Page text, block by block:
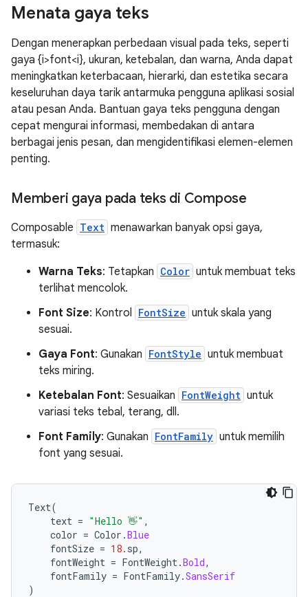
Menata gaya teks
Dengan menerapkan perbedaan visual pada teks, seperti
gaya {i>font<i}, ukuran, ketebalan, dan warna, Anda dapat
meningkatkan keterbacaan, hierarki, dan estetika secara
keseluruhan daya tarik antarmuka pengguna aplikasi sosial
atau pesan Anda. Bantuan gaya teks pengguna dengan
cepat mengurai informasi, membedakan di antara
berbagai jenis pesan, dan mengidentifikasi elemen-elemen
penting.
Memberi gaya pada teks di Compose
Composable Text menawarkan banyak opsi gaya,
termasuk:
Warna Teks: Tetapkan Color untuk membuat teks
terlihat mencolok.
Font Size: Kontrol FontSize untuk skala yang
sesuai.
Gaya Font: Gunakan FontStyle untuk membuat
teks miring.
Ketebalan Font: Sesuaikan FontWeight untuk
variasi teks tebal, terang, dll.
Font Family: Gunakan FontFamily untuk memilih
font yang sesuai.
Text(
text = "Hello 👋" ,
color = Color .Blue
fontSize = 18. sp,
fontWeight = FontWeight.Bold,
fontFamily = FontFamily.SansSerif
)